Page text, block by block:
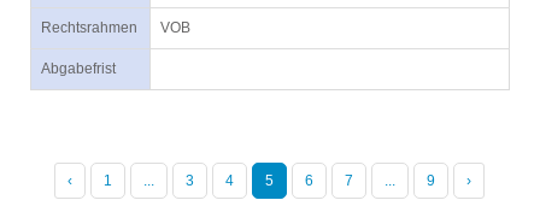
Rechtsrahmen VOB
Abgabefrist
‹ 1 ... 3 4 5 6 7 ... 9 ›